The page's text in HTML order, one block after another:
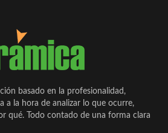
basado en la profesionalidad,
a la hora de analizar lo que ocurre,
qué. Todo contado de una forma clara